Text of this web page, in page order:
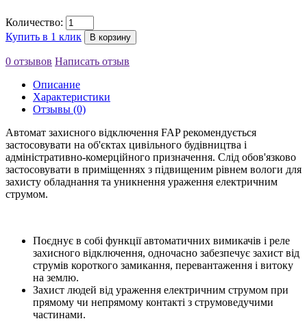
Количество:
Купить в 1 клик
В корзину
0 отзывов Написать отзыв
Описание
Характеристики
Отзывы (0)
Автомат захисного відключення FAP рекомендується
застосовувати на об'єктах цивільного будівництва і
адміністративно-комерційного призначення. Слід обов'язково
застосовувати в приміщеннях з підвищеним рівнем вологи для
захисту обладнання та уникнення ураження електричним
струмом.
Поєднує в собі функції автоматичних вимикачів і реле
захисного відключення, одночасно забезпечує захист від
струмів короткого замикання, перевантаження і витоку
на землю.
Захист людей від ураження електричним струмом при
прямому чи непрямому контакті з струмоведучими
частинами.